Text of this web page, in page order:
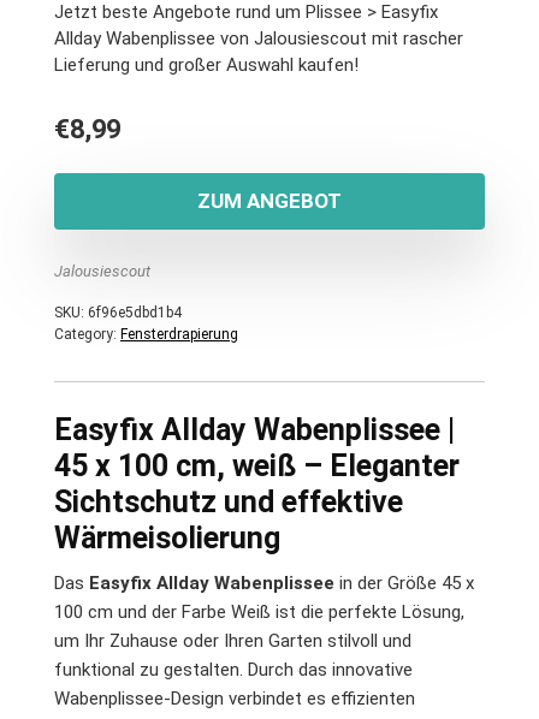
Jetzt beste Angebote rund um Plissee > Easyfix
Allday Wabenplissee von Jalousiescout mit rascher
Lieferung und großer Auswahl kaufen!
€8,99
ZUM ANGEBOT
Jalousiescout
SKU: 6f96e5dbd1b4
Category: Fensterdrapierung
Easyfix Allday Wabenplissee |
45 x 100 cm, weiß – Eleganter
Sichtschutz und effektive
Wärmeisolierung
Das Easyfix Allday Wabenplissee in der Größe 45 x
100 cm und der Farbe Weiß ist die perfekte Lösung,
um Ihr Zuhause oder Ihren Garten stilvoll und
funktional zu gestalten. Durch das innovative
Wabenplissee-Design verbindet es effizienten